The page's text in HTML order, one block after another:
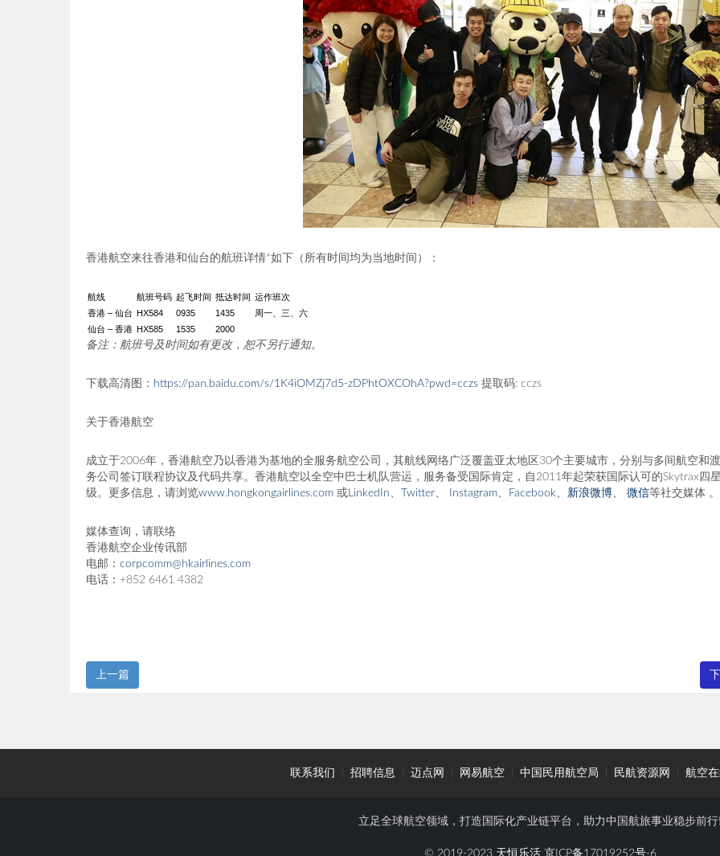
香港航空来往香港和仙台的航班详情*如下（所有时间均为当地时间）：
航线 航班号码 起飞时间 抵达时间 运作班次
香港 – 仙台 HX584 0935 1435
周一、三、六
仙台 – 香港 HX585 1535 2000
备注：航班号及时间如有更改，恕不另行通知。
下载高清图： https://pan.baidu.com/s/1K4iOMZj7d5-zDPhtOXCOhA?pwd=cczs 提取码: cczs
关于香港航空
成立于2006年，香港航空乃以香港为基地的全服务航空公司，其航线网络广泛覆盖亚太地区30个主要城市，分别与多间航空和
务公司签订联程协议及代码共享。香港航空以全空中巴士机队营运，服务备受国际肯定，自2011年起荣获国际认可的Skytrax四
级。更多信息，请浏览www.hongkongairlines.com 或LinkedIn、 Twitter、 Instagram、 Facebook、 新浪微博、 微信等社交媒体 。
媒体查询，请联络
香港航空企业传讯部
电邮： corpcomm@hkairlines.com
电话：+852 6461 4382
上一篇
联系我们 招聘信息 迈点网 网易航空 中国民用航空局 民航资源网 航空
立足全球航空领域，打造国际化产业链平台，助力中国航旅事业稳步前
© 2019-2023 天恒乐活 京ICP备17019252号-6